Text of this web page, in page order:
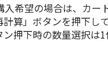
希望の場合は、カー
算」ボタンを押下し
押下時の数量選択は1